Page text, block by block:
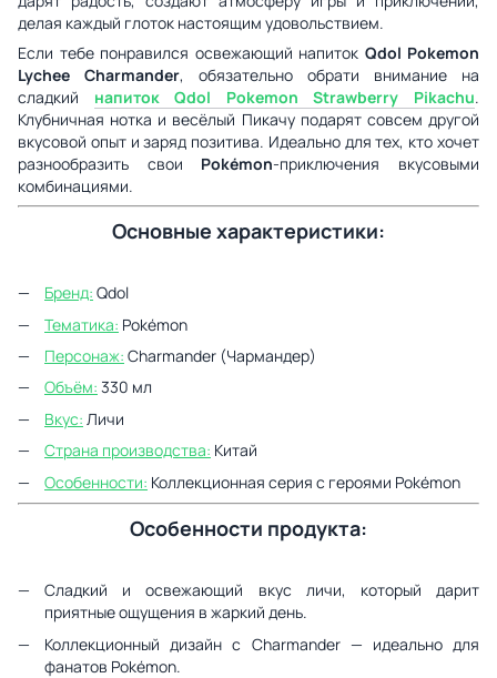
делая каждый глоток настоящим удовольствием.
Если тебе понравился освежающий напиток Qdol Pokemon
Lychee Charmander, обязательно обрати внимание на
сладкий напиток Qdol Pokemon Strawberry Pikachu.
Клубничная нотка и весёлый Пикачу подарят совсем другой
вкусовой опыт и заряд позитива. Идеально для тех, кто хочет
разнообразить свои Pokémon-приключения вкусовыми
комбинациями.
Основные характеристики:
Бренд: Qdol
Тематика: Pokémon
Персонаж: Charmander (Чармандер)
Объём: 330 мл
Вкус: Личи
Страна производства: Китай
Особенности: Коллекционная серия с героями Pokémon
Особенности продукта:
Сладкий и освежающий вкус личи, который дарит
приятные ощущения в жаркий день.
Коллекционный дизайн с Charmander — идеально для
фанатов Pokémon.